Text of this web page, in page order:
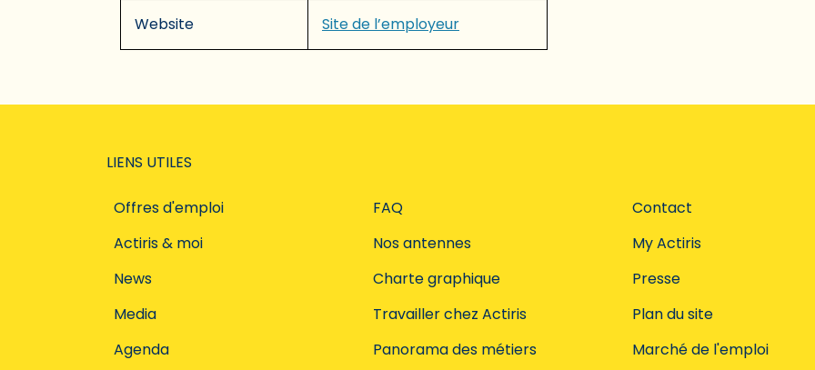
Website Site de l’employeur
LIENS UTILES
Offres d'emploi
Actiris & moi
News
Media
Agenda
FAQ
Nos antennes
Charte graphique
Travailler chez Actiris
Panorama des métiers
Contact
My Actiris
Presse
Plan du site
Marché de l'emploi